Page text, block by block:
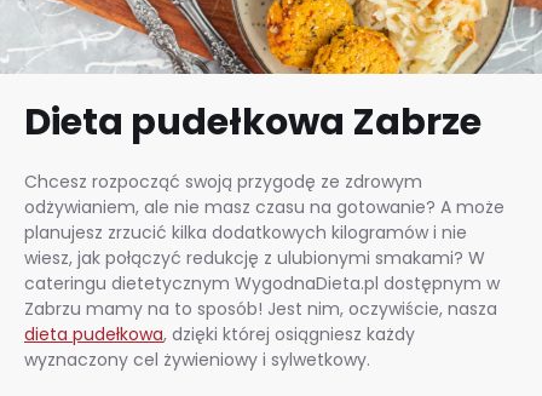
Dieta pudełkowa Zabrze
Chcesz rozpocząć swoją przygodę ze zdrowym
odżywianiem, ale nie masz czasu na gotowanie? A może
planujesz zrzucić kilka dodatkowych kilogramów i nie
wiesz, jak połączyć redukcję z ulubionymi smakami? W
cateringu dietetycznym WygodnaDieta.pl dostępnym w
Zabrzu mamy na to sposób! Jest nim, oczywiście, nasza
dieta pudełkowa, dzięki której osiągniesz każdy
wyznaczony cel żywieniowy i sylwetkowy.